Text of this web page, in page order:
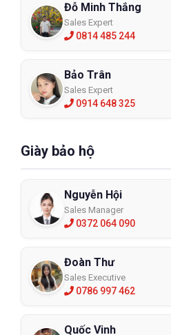
Đỗ Minh Thắng
Sales Expert
0814 485 244
Bảo Trân
Sales Expert
0914 648 325
Giày bảo hộ
Nguyễn Hội
Sales Manager
0372 064 090
Đoàn Thư
Sales Executive
0786 997 462
Quốc Vinh